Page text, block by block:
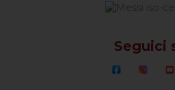
Seguici